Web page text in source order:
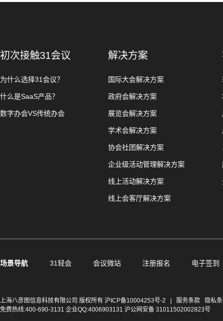
初次接触31会议
为什么选择31会议？
什么是SaaS产品？
数字办会VS传统办会
解决方案
国际大会解决方案
政府会解决方案
展览会解决方案
学术会解决方案
协会社团解决方案
企业级活动管理解决方案
线上活动解决方案
线上会客厅解决方案
场景导航 31轻会 会议微站 注册报名 电子签到
上海八彦图信息科技有限公司 版权所有 沪ICP备10004253号-2 服务条款
隐私
免费热线:400-690-3131 企业QQ:4006903131 沪公网安备 31011502002823号